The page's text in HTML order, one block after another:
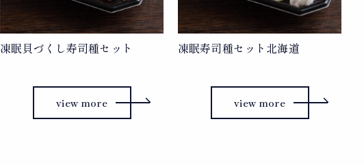
凍眠貝づくし寿司種セット
view more
凍眠寿司種セット北海道
view more